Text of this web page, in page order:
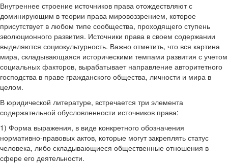
Внутреннее строение источников права отождествляют с
доминирующим в теории права мировоззрением, которое
присутствует в любом типе сообщества, проходящего ступень
эволюционного развития. Источники права в своем содержании
выделяются социокультурность. Важно отметить, что вся картина
мира, складывающаяся историческими темпами развития с учетом
социальных факторов, вырабатывает направление авторитетного
господства в праве гражданского общества, личности и мира в
целом.
В юридической литературе, встречается три элемента
содержательной обусловленности источников права:
1) Форма выражения, в виде конкретного обозначения
нормативно-правовых актов, которые могут закреплять статус
человека, либо складывающиеся общественные отношения в
сфере его деятельности.